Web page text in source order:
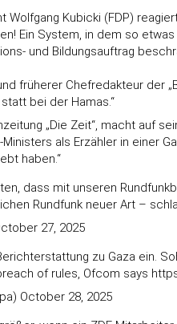
Kubicki (FDP)
Ein System, in dem so
und Bildungsauftrag
früherer Chefredakteur der
bei der Hamas.“
„Die Zeit“, macht auf
als Erzähler in einer
haben.“
dass mit unseren
Rundfunk neuer Art –
27, 2025
zu Gaza ein.
of rules, Ofcom says
October 28, 2025